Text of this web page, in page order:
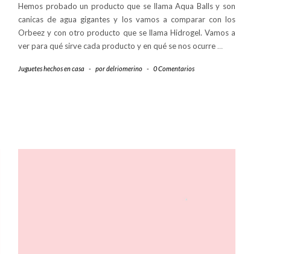
Hemos probado un producto que se llama Aqua Balls y son
canicas de agua gigantes y los vamos a comparar con los
Orbeez y con otro producto que se llama Hidrogel. Vamos a
ver para qué sirve cada producto y en qué se nos ocurre …
Juguetes hechos en casa - pordelriomerino - 0 Comentarios